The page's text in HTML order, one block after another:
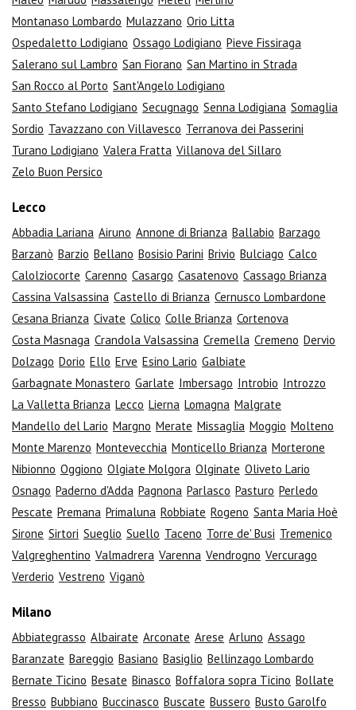
Montanaso Lombardo Mulazzano Orio Litta
Ospedaletto Lodigiano Ossago Lodigiano Pieve Fissiraga
Salerano sul Lambro San Fiorano San Martino in Strada
San Rocco al Porto Sant'Angelo Lodigiano
Santo Stefano Lodigiano Secugnago Senna Lodigiana Somaglia
Sordio Tavazzano con Villavesco Terranova dei Passerini
Turano Lodigiano Valera Fratta Villanova del Sillaro
Zelo Buon Persico
Lecco
Abbadia Lariana Airuno Annone di Brianza Ballabio Barzago
Barzanò Barzio Bellano Bosisio Parini Brivio Bulciago Calco
Calolziocorte Carenno Casargo Casatenovo Cassago Brianza
Cassina Valsassina Castello di Brianza Cernusco Lombardone
Cesana Brianza Civate Colico Colle Brianza Cortenova
Costa Masnaga Crandola Valsassina Cremella Cremeno Dervio
Dolzago Dorio Ello Erve Esino Lario Galbiate
Garbagnate Monastero Garlate Imbersago Introbio Introzzo
La Valletta Brianza Lecco Lierna Lomagna Malgrate
Mandello del Lario Margno Merate Missaglia Moggio Molteno
Monte Marenzo Montevecchia Monticello Brianza Morterone
Nibionno Oggiono Olgiate Molgora Olginate Oliveto Lario
Osnago Paderno d'Adda Pagnona Parlasco Pasturo Perledo
Pescate Premana Primaluna Robbiate Rogeno Santa Maria Hoè
Sirone Sirtori Sueglio Suello Taceno Torre de' Busi Tremenico
Valgreghentino Valmadrera Varenna Vendrogno Vercurago
Verderio Vestreno Viganò
Milano
Abbiategrasso Albairate Arconate Arese Arluno Assago
Baranzate Bareggio Basiano Basiglio Bellinzago Lombardo
Bernate Ticino Besate Binasco Boffalora sopra Ticino Bollate
Bresso Bubbiano Buccinasco Buscate Bussero Busto Garolfo